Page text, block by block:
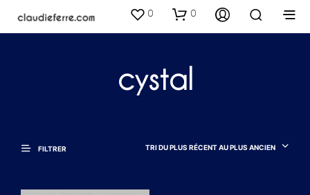
0 0
cystal
FILTRER TRI DU PLUS RÉCENT AU PLUS ANCIEN